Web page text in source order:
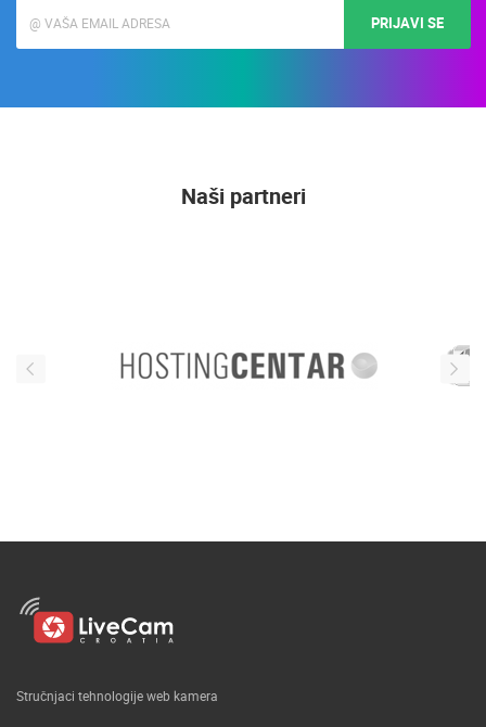
PRIJAVI SE
Naši partneri
Stručnjaci tehnologije web kamera